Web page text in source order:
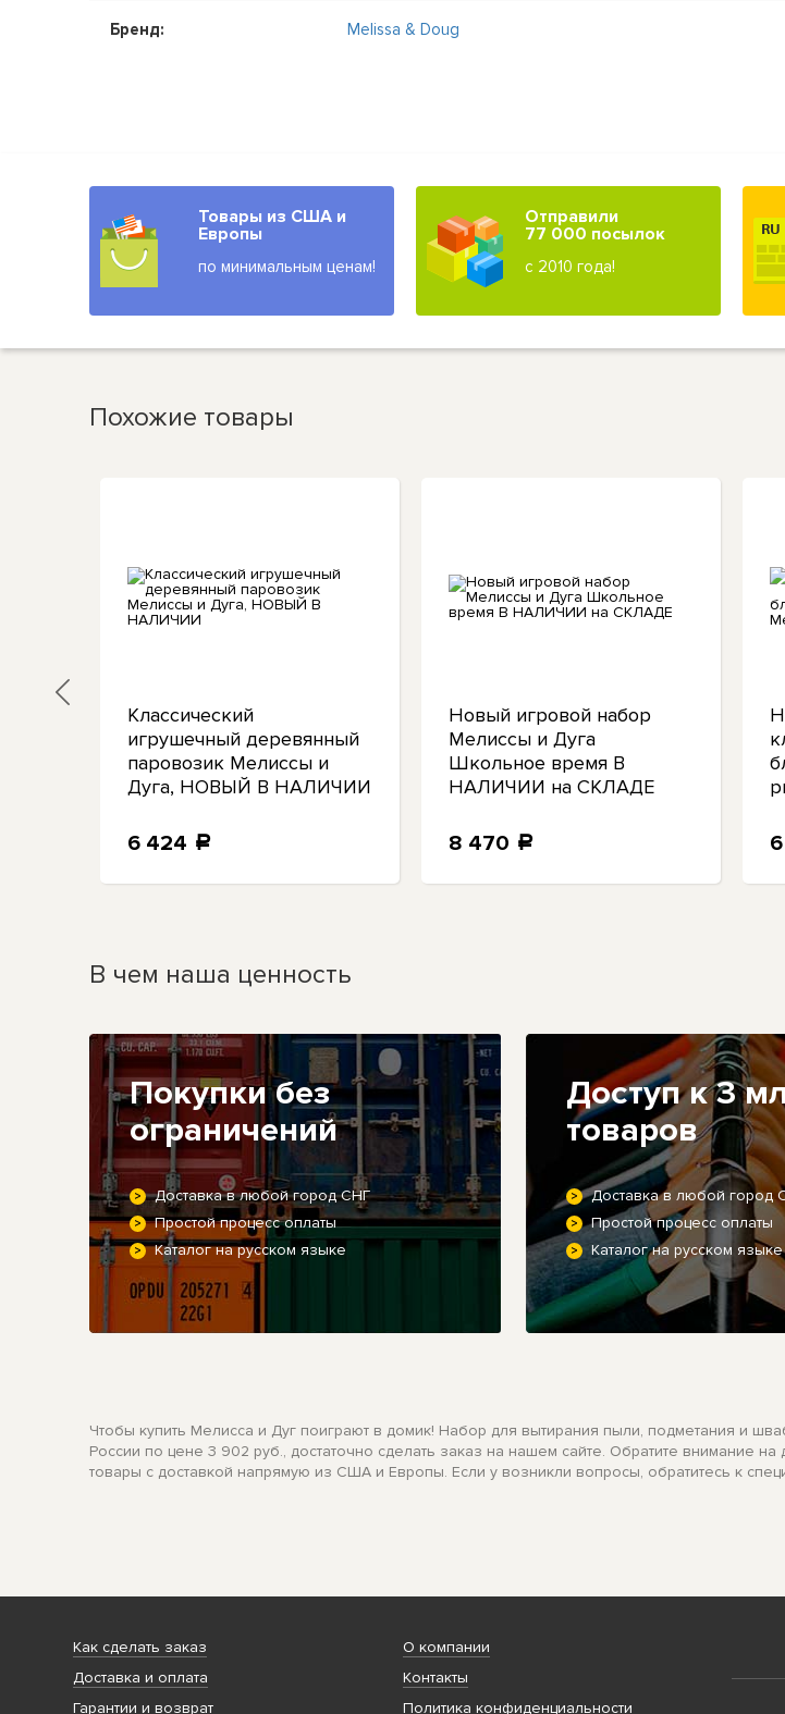
Бренд: Melissa & Doug
Товары из США и
Европы
по минимальным ценам!
Отправили
77 000 посылок
с 2010 года!
Похожие товары
Классический
игрушечный деревянный
паровозик Мелиссы и
Дуга, НОВЫЙ В НАЛИЧИИ
6 424 a
Новый игровой набор
Мелиссы и Дуга
Школьное время В
НАЛИЧИИ на СКЛАДЕ
8 470 a
В чем наша ценность
Покупки без
ограничений
Доставка в любой город СНГ
Простой процесс оплаты
Каталог на русском языке
Доступ к 3
товаров
Доставка в любой город
Простой процесс оплаты
Каталог на русском языке
Чтобы купить Мелисса и Дуг поиграют в домик! Набор для вытирания пыли, подметания и
России по цене 3 902 руб., достаточно сделать заказ на нашем сайте. Обратите внимание
товары с доставкой напрямую из США и Европы. Если у возникли вопросы, обратитесь к
Как сделать заказ
Доставка и оплата
Гарантии и возврат
О компании
Контакты
Политика конфиденциальности